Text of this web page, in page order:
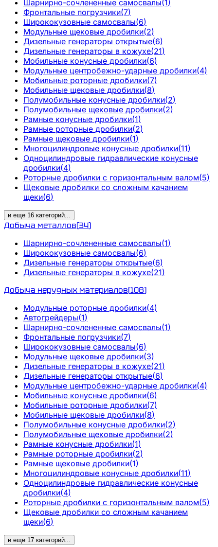
Шарнирно-сочлененные самосвалы(1 )
Фронтальные погрузчики(7)
Ширококузовные самосвалы(6)
Модульные щековые дробилки(2)
Дизельные генераторы открытые(6)
Дизельные генераторы в кожухе(21)
Мобильные конусные дробилки(6)
Модульные центробежно-ударные дробилки(4)
Мобильные роторные дробилки(7)
Мобильные щековые дробилки(8)
Полумобильные конусные дробилки(2)
Полумобильные щековые дробилки(2)
Рамные конусные дробилки(1)
Рамные роторные дробилки(2)
Рамные щековые дробилки(1)
Многоцилиндровые конусные дробилки(11)
Одноцилиндровые гидравлические конусные
дробилки(4)
Роторные дробилки с горизонтальным валом(5)
Щековые дробилки со сложным качанием
щеки(6)
и еще 16 категорий...
Добыча металлов(34)
Шарнирно-сочлененные самосвалы(1)
Ширококузовные самосвалы(6)
Дизельные генераторы открытые(6)
Дизельные генераторы в кожухе(21)
Добыча нерудных материалов(108)
Модульные роторные дробилки(4)
Автогрейдеры(1)
Шарнирно-сочлененные самосвалы(1)
Фронтальные погрузчики(7)
Ширококузовные самосвалы(6)
Модульные щековые дробилки(3)
Дизельные генераторы в кожухе(21)
Дизельные генераторы открытые(6)
Модульные центробежно-ударные дробилки(4)
Мобильные конусные дробилки(6)
Мобильные роторные дробилки(7)
Мобильные щековые дробилки(8)
Полумобильные конусные дробилки(2)
Полумобильные щековые дробилки(2)
Рамные конусные дробилки(1)
Рамные роторные дробилки(2)
Рамные щековые дробилки(1)
Многоцилиндровые конусные дробилки(11)
Одноцилиндровые гидравлические конусные
дробилки(4)
Роторные дробилки с горизонтальным валом(5)
Щековые дробилки со сложным качанием
щеки(6)
и еще 17 категорий...